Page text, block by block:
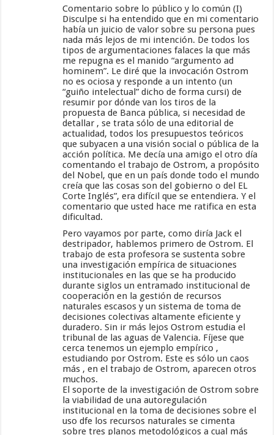
Comentario sobre lo público y lo común (I)
Disculpe si ha entendido que en mi comentario
había un juicio de valor sobre su persona pues
nada más lejos de mi intención. De todos los
tipos de argumentaciones falaces la que más
me repugna es el manido “argumento ad
hominem”. Le diré que la invocación Ostrom
no es ociosa y responde a un intento (un
“guiño intelectual” dicho de forma cursi) de
resumir por dónde van los tiros de la
propuesta de Banca pública, si necesidad de
detallar , se trata sólo de una editorial de
actualidad, todos los presupuestos teóricos
que subyacen a una visión social o pública de la
acción política. Me decía una amigo el otro día
comentando el trabajo de Ostrom, a propósito
del Nobel, que en un país donde todo el mundo
creía que las cosas son del gobierno o del EL
Corte Inglés”, era difícil que se entendiera. Y el
comentario que usted hace me ratifica en esta
dificultad.
Pero vayamos por parte, como diría Jack el
destripador, hablemos primero de Ostrom. El
trabajo de esta profesora se sustenta sobre
una investigación empírica de situaciones
institucionales en las que se ha producido
durante siglos un entramado institucional de
cooperación en la gestión de recursos
naturales escasos y un sistema de toma de
decisiones colectivas altamente eficiente y
duradero. Sin ir más lejos Ostrom estudia el
tribunal de las aguas de Valencia. Fíjese que
cerca tenemos un ejemplo empírico ,
estudiando por Ostrom. Este es sólo un caos
más , en el trabajo de Ostrom, aparecen otros
muchos.
El soporte de la investigación de Ostrom sobre
la viabilidad de una autoregulación
institucional en la toma de decisiones sobre el
uso dfe los recursos naturales se cimenta
sobre tres planos metodológicos a cual más